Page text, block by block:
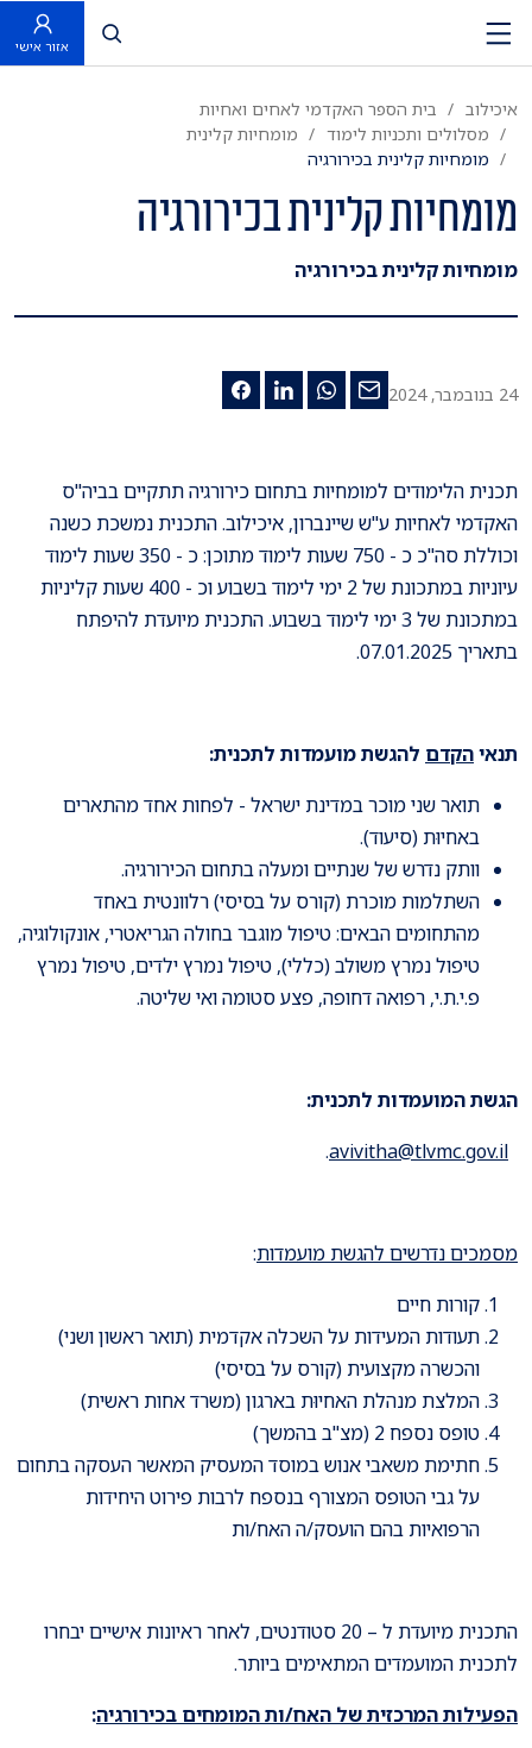
פתח חיפוש
אזור אישי
איכילוב
בית הספר האקדמי לאחים ואחיות
מסלולים ותכניות לימוד
מומחיות קלינית
מומחיות קלינית בכירורגיה
מומחיות קלינית בכירורגיה
מומחיות קלינית בכירורגיה
24 בנובמבר, 2024
תכנית הלימודים למומחיות בתחום כירורגיה תתקיים בביה"ס
האקדמי לאחיות ע"ש שיינברון, איכילוב. התכנית נמשכת כשנה
וכוללת סה"כ כ - 750 שעות לימוד מתוכן: כ - 350 שעות לימוד
עיוניות במתכונת של 2 ימי לימוד בשבוע וכ - 400 שעות קליניות
במתכונת של 3 ימי לימוד בשבוע. התכנית מיועדת להיפתח
בתאריך 07.01.2025.
תנאיהקדם להגשת מועמדות לתכנית:
תואר שני מוכר במדינת ישראל - לפחות אחד מהתארים
באחיוּת (סיעוד).
וותק נדרש של שנתיים ומעלה בתחום הכירורגיה.
השתלמות מוכרת (קורס על בסיסי) רלוונטית באחד
מהתחומים הבאים: טיפול מוגבר בחולה הגריאטרי, אונקולוגיה,
טיפול נמרץ משולב (כללי), טיפול נמרץ ילדים, טיפול נמרץ
פ.י.ת.י, רפואה דחופה, פצע סטומה ואי שליטה.
הגשת המועמדות לתכנית:
avivitha@tlvmc.gov.il
.
מסמכים נדרשים להגשת מועמדות:
קורות חיים
תעודות המעידות על השכלה אקדמית (תואר ראשון ושני)
והכשרה מקצועית (קורס על בסיסי)
המלצת מנהלת האחיוּת בארגון (משרד אחות ראשית)
טופס נספח 2 (מצ"ב בהמשך)
חתימת משאבי אנוש במוסד המעסיק המאשר העסקה בתחום
על גבי הטופס המצורף בנספח לרבות פירוט היחידות
הרפואיות בהם הועסק/ה האח/ות
התכנית מיועדת ל – 20 סטודנטים, לאחר ראיונות אישיים יבחרו
לתכנית המועמדים המתאימים ביותר.
הפעילות המרכזית של האח/ות המומחים בכירורגיה: